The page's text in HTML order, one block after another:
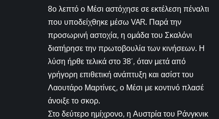
8ο λεπτό ο Μέσι αστόχησε σε εκτέλεση πέναλτι
που υποδείχθηκε μέσω VAR. Παρά την
προσωρινή αστοχία, η ομάδα του Σκαλόνι
διατήρησε την πρωτοβουλία των κινήσεων. Η
λύση ήρθε τελικά στο 38’, όταν μετά από
γρήγορη επιθετική ανάπτυξη και ασίστ του
Λαουτάρο Μαρτίνες, ο Μέσι με κοντινό πλασέ
άνοιξε το σκορ.
Στο δεύτερο ημίχρονο, η Αυστρία του Ράνγκνικ